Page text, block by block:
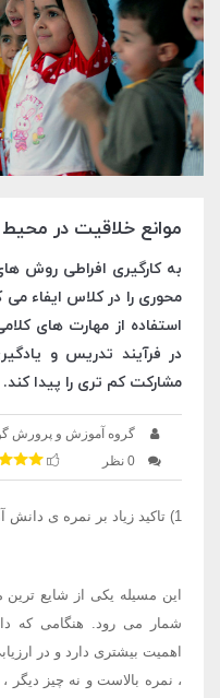
موانع خلاقیت در
به کارگیری افراطی روش
محوری را در کلاس ایفاء
استفاده از مهارت های
در فرآیند تدریس و
مشارکت کم تری را پیدا کند.
گروه آموزش و پرورش
0 نظر
1) تاکید زیاد بر نمره ی دانش آموز به عنوان ملاک خوب بودن
این مسیله یکی از شایع
شمار می رود. هنگامی که
اهمیت بیشتری دارد و در
، نمره بالاست و نه چیز